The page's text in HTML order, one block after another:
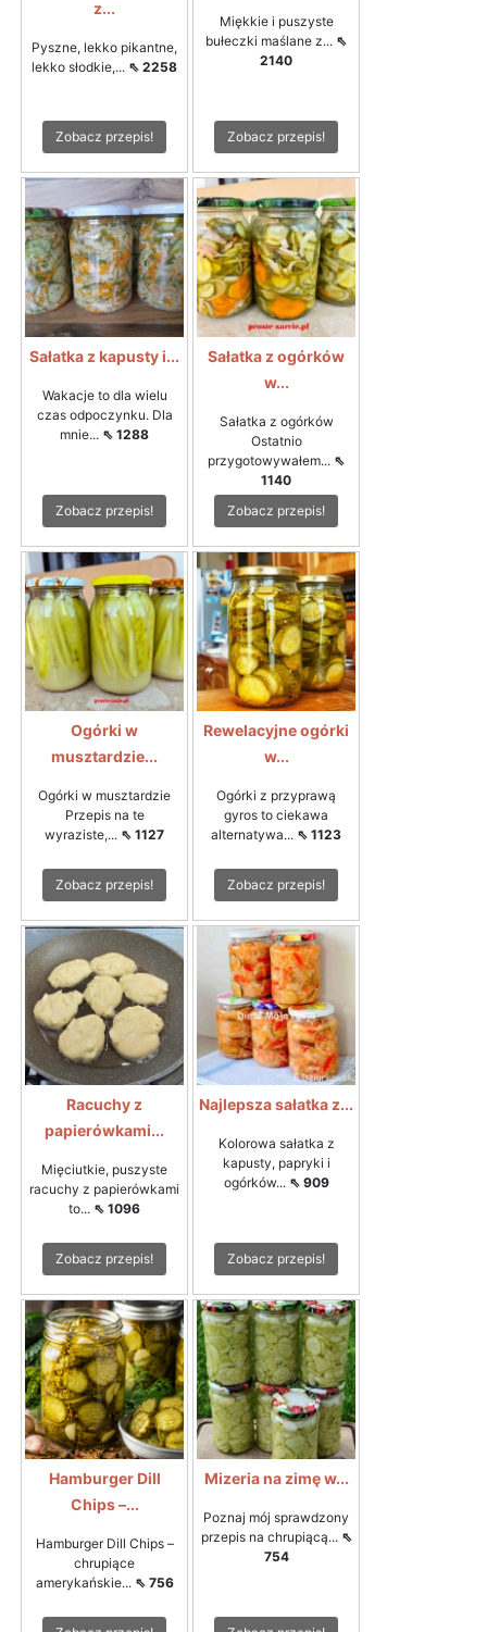
z...
Pyszne, lekko pikantne,
lekko słodkie,... ⇖ 2258
Zobacz przepis!
Miękkie i puszyste
bułeczki maślane z... ⇖
2140
Zobacz przepis!
Sałatka z kapusty i...
Wakacje to dla wielu
czas odpoczynku. Dla
mnie... ⇖ 1288
Zobacz przepis!
Sałatka z ogórków
w...
Sałatka z ogórków
Ostatnio
przygotowywałem... ⇖
1140
Zobacz przepis!
Ogórki w
musztardzie...
Ogórki w musztardzie
Przepis na te
wyraziste,... ⇖ 1127
Zobacz przepis!
Rewelacyjne ogórki
w...
Ogórki z przyprawą
gyros to ciekawa
alternatywa... ⇖ 1123
Zobacz przepis!
Racuchy z
papierówkami...
Mięciutkie, puszyste
racuchy z papierówkami
to... ⇖ 1096
Zobacz przepis!
Najlepsza sałatka z...
Kolorowa sałatka z
kapusty, papryki i
ogórków... ⇖ 909
Zobacz przepis!
Hamburger Dill
Chips –...
Hamburger Dill Chips –
chrupiące
amerykańskie... ⇖ 756
Mizeria na zimę w...
Poznaj mój sprawdzony
przepis na chrupiącą... ⇖
754